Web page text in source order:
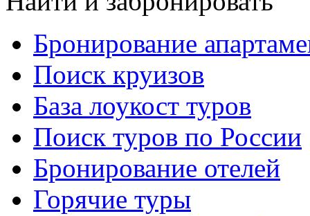
Бронирование
Поиск круизов
База лоукост туров
Поиск туров по России
Бронирование отелей
Горячие туры